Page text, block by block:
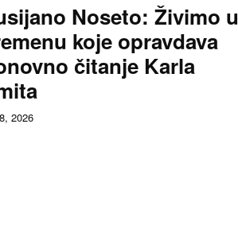
Noseto: Živimo u
koje opravdava
čitanje Karla
2026